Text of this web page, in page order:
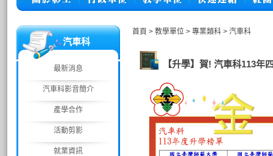
汽車科
最新消息
汽車科影音簡介
產學合作
活動剪影
就業資訊
首頁 > 教學單位 > 專業類科 > 汽車科
【升學】賀! 汽車科113年